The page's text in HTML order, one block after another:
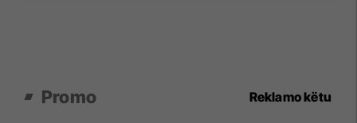
Promo Reklamo këtu